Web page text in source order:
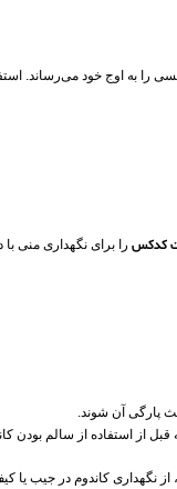
به اوج خود می‌رساند.
کدکس را برای نگهداری منی
پارگی آن شوند.
از استفاده از سالم بودن
نگهداری کاندوم در جیب یا